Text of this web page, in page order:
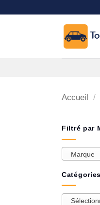
au
Accueil /
Filtré par
Marque